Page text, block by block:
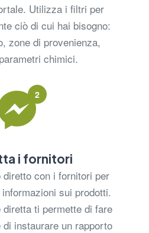
Utilizza i filtri per
ciò di cui hai bisogno:
zone di provenienza,
chimici.
2
i fornitori
con i fornitori per
sui prodotti.
ti permette di fare
instaurare un rapporto